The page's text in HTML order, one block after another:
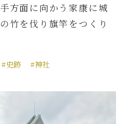
方面に向かう家康に城
竹を伐り旗竿をつくり
#史跡 #神社